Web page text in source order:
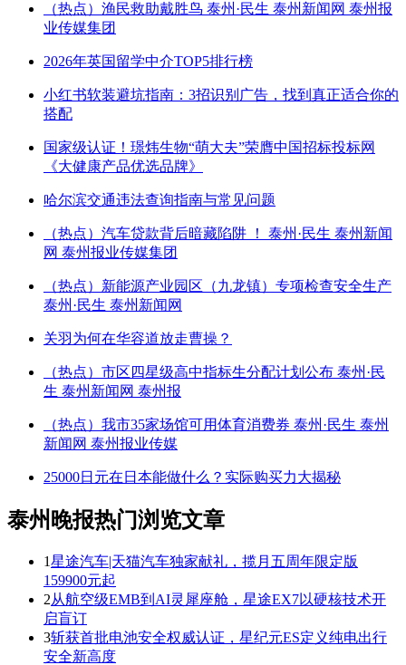
（热点）渔民救助戴胜鸟 泰州·民生 泰州新闻网 泰州报
业传媒集团
2026年英国留学中介TOP5排行榜
小红书软装避坑指南：3招识别广告，找到真正适合你的
搭配
国家级认证！璟炜生物“萌大夫”荣膺中国招标投标网
《大健康产品优选品牌》
哈尔滨交通违法查询指南与常见问题
（热点）汽车贷款背后暗藏陷阱 ！ 泰州·民生 泰州新闻
网 泰州报业传媒集团
（热点）新能源产业园区（九龙镇）专项检查安全生产
泰州·民生 泰州新闻网
关羽为何在华容道放走曹操？
（热点）市区四星级高中指标生分配计划公布 泰州·民
生 泰州新闻网 泰州报
（热点）我市35家场馆可用体育消费券 泰州·民生 泰州
新闻网 泰州报业传媒
25000日元在日本能做什么？实际购买力大揭秘
泰州晚报热门浏览文章
1星途汽车|天猫汽车独家献礼，揽月五周年限定版
159900元起
2从航空级EMB到AI灵犀座舱，星途EX7以硬核技术开
启盲订
3斩获首批电池安全权威认证，星纪元ES定义纯电出行
安全新高度